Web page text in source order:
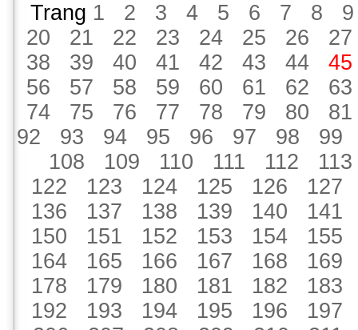
Trang 1 2 3 4 5 6 7 8
9
20
21 22 23 24 25 26
27
38
39 40 41 42 43 44
56
57 58 59 60 61 62
63
74
75 76 77 78 79 80
81
92
93 94 95 96 97 98
99
108
109 110 111 112
113
122
123 124 125 126
127
136
137 138 139 140
141
150
151 152 153 154
155
164
165 166 167 168
169
178
179 180 181 182
183
192
193 194 195 196
197